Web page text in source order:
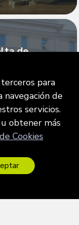
de
nos afecta de
para
de
servicios.
obtener más
Cookies